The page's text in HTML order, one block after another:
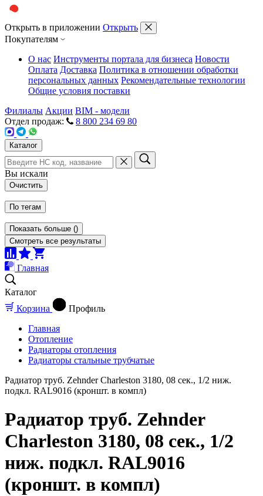
Открыть в приложении Открыть
Покупателям
О нас Инструменты портала для бизнеса Новости
Оплата Доставка Политика в отношении обработки
персональных данных Рекомендательные технологии
Общие условия поставки
Филиалы Акции BIM - модели
Отдел продаж:
8 800 234 69 80
Каталог
Вы искали
Очистить
По тегам
Показать больше ()
Смотреть все результаты
Главная
Каталог
Корзина
Профиль
Главная
Отопление
Радиаторы отопления
Радиаторы стальные трубчатые
Радиатор труб. Zehnder Charleston 3180, 08 сек., 1/2 ниж.
подкл. RAL9016 (кроншт. в компл)
Радиатор труб. Zehnder
Charleston 3180, 08 сек., 1/2
ниж. подкл. RAL9016
(кроншт. в компл)